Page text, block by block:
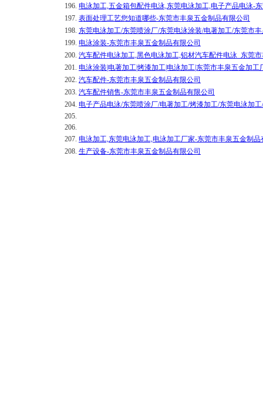
196. 电泳加工,五金箱包配件电泳,东莞电泳加工,电子产品电泳-
197. 表面处理工艺您知道哪些-东莞市丰泉五金制品有限公司
198. 东莞电泳加工/东莞喷涂厂/东莞电泳涂装/电著加工/东莞市
199. 电泳涂装-东莞市丰泉五金制品有限公司
200. 汽车配件电泳加工,黑色电泳加工,铝材汽车配件电泳_东莞
201. 电泳涂装|电著加工|烤漆加工|电泳加工|东莞市丰泉五金加
202. 汽车配件-东莞市丰泉五金制品有限公司
203. 汽车配件销售-东莞市丰泉五金制品有限公司
204. 电子产品电泳/东莞喷涂厂/电著加工/烤漆加工/东莞电泳加
205.
206.
207. 电泳加工,东莞电泳加工,电泳加工厂家-东莞市丰泉五金制品
208. 生产设备-东莞市丰泉五金制品有限公司